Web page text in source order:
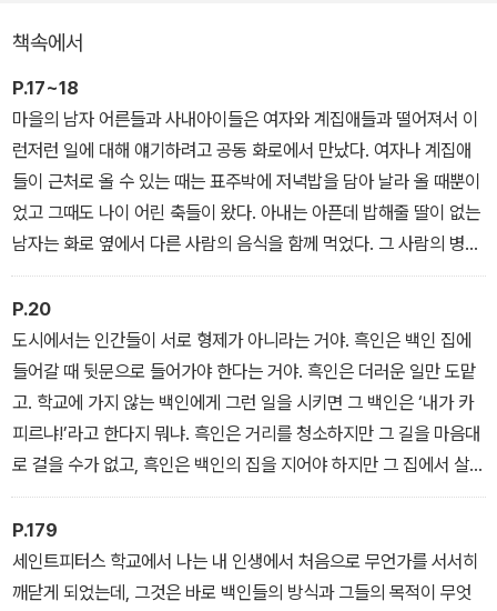
책속에서
P.17~18
마을의 남자 어른들과 사내아이들은 여자와 계집애들과 떨어져서 이
런저런 일에 대해 얘기하려고 공동 화로에서 만났다. 여자나 계집애
들이 근처로 올 수 있는 때는 표주박에 저녁밥을 담아 날라 올 때뿐이
었고 그때도 나이 어린 축들이 왔다. 아내는 아픈데 밥해줄 딸이 없는
남자는 화로 옆에서 다른 사람의 음식을 함께 먹었다. 그 사람의 병든
아내에게는 다른 여자들이 밥을 해줬다.
우리 같은 남자애들은 초원에서 염소나 소, 당나귀를 데리고 돌아올
때 나뭇가지도 주워 와야 했다. [……]우리는 그런 것이 있는지도 몰랐
을 때부터 화로 주위에서 역사와 전통과 관습, 행동요령, 공동의 책임
감, 이웃과 잘 지내는 법 등에 대해 참 많이 배웠다.
P.20
도시에서는 인간들이 서로 형제가 아니라는 거야. 흑인은 백인 집에
들어갈 때 뒷문으로 들어가야 한다는 거야. 흑인은 더러운 일만 도맡
고. 학교에 가지 않는 백인에게 그런 일을 시키면 그 백인은 ‘내가 카
피르냐!’라고 한다지 뭐냐. 흑인은 거리를 청소하지만 그 길을 마음대
로 걸을 수가 없고, 흑인은 백인의 집을 지어야 하지만 그 집에서 살지
못하고, 백인의 음식을 만들면서도 백인들이 먹고 남긴 것을 먹어야
한다는 거야. 흑인과 백인이 형제라며 우리를 속이는 사람들 말을 듣
지 말라더군.
P.179
세인트피터스 학교에서 나는 내 인생에서 처음으로 무언가를 서서히
깨닫게 되었는데, 그것은 바로 백인들의 방식과 그들의 목적이 무엇